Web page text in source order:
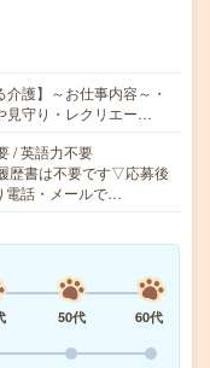
介護】～お仕事内容～・
見守り・レクリエー…
/ 英語力不要
書は不要です▽応募後
電話・メールで…
50代
60代